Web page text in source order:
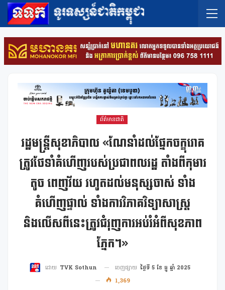
ព័ត៌មានជាតិ
រដ្ឋមន្រ្តីសុខាភិបាល «ណែនាំដល់ផ្នែកចក្ខុរោគ
ត្រូវថែទាំគំហើញរបស់ប្រជាពលរដ្ឋ តាំងពីកុមារ
តូច ពេញវ័យ រហូតដល់មនុស្សចាស់ ទាំង
គំហើញផ្ទាល់ ទាំងការវិភាគវិទ្យាសាស្រ្ត
និងលើសពីនេះត្រូវជំរុញការអប់រំអំពីសុខភាព
ភ្នែក។»
ដោយ TVK Sothun ចេញផ្សាយ ថ្ងៃទី 5 ខែ ធ្នូ ឆ្នាំ 2025
1,369